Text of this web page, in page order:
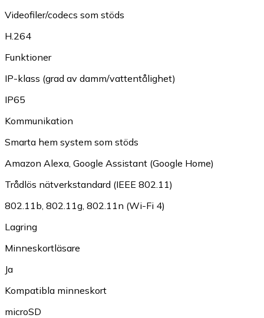
Videofiler/codecs som stöds
H.264
Funktioner
IP-klass (grad av damm/vattentålighet)
IP65
Kommunikation
Smarta hem system som stöds
Amazon Alexa Google Assistant (Google Home)
Trådlös nätverkstandard (IEEE 802.11)
802.11b 802.11g 802.11n (Wi-Fi 4)
Lagring
Minneskortläsare
Ja
Kompatibla minneskort
microSD